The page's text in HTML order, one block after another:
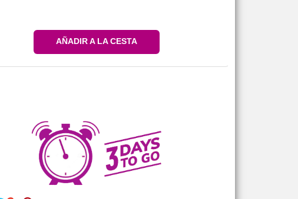
AÑADIR A LA CESTA